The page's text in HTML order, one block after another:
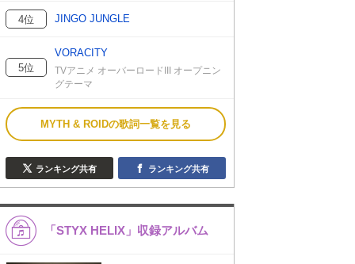
4位 JINGO JUNGLE
5位
VORACITY
TVアニメ オーバーロードIII オープニン
グテーマ
MYTH & ROIDの歌詞一覧を見る
ランキング共有 ランキング共有
「STYX HELIX」収録アルバム